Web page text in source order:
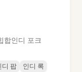
합인디 포크
디 팝
인디 록